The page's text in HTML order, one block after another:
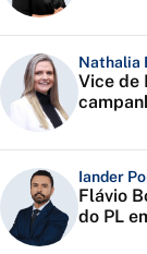
Nathalia
Vice de
Iander
Flávio
do PL